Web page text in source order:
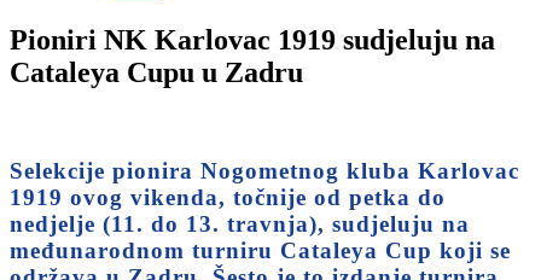
Pioniri NK Karlovac 1919 sudjeluju na
Cataleya Cupu u Zadru
Selekcije pionira Nogometnog kluba Karlovac
1919 ovog vikenda, točnije od petka do
nedjelje (11. do 13. travnja), sudjeluju na
međunarodnom turniru Cataleya Cup koji se